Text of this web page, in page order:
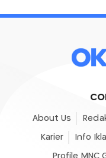
About Us
Karier Info